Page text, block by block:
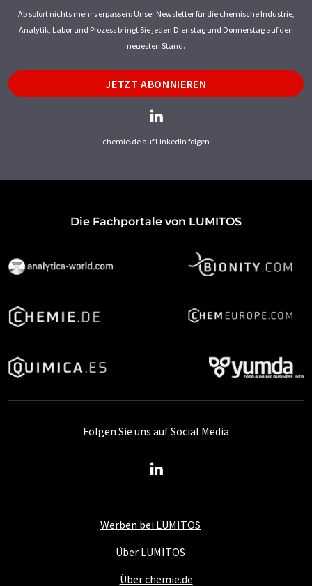
Ab sofort nichts mehr verpassen: Unser Newsletter für die chemische Industrie,
Analytik, Labor und Prozess bringt Sie jeden Dienstag und Donnerstag auf den
neuesten Stand.
JETZT ABONNIEREN
chemie.de auf LinkedIn folgen
Die Fachportale von LUMITOS
Werben bei LUMITOS
Über LUMITOS
Über chemie.de
Folgen Sie uns auf Social Media